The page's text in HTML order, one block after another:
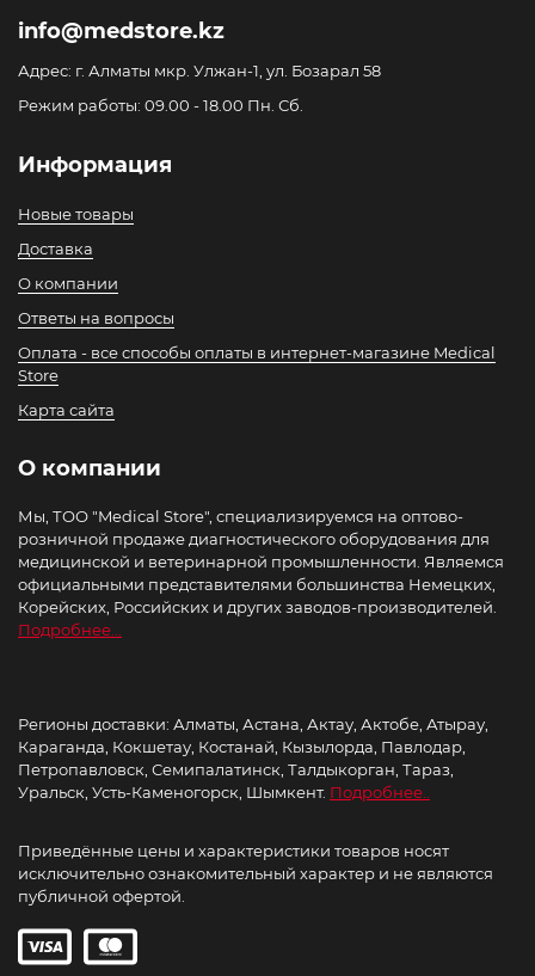
info@medstore.kz
Адрес: г. Алматы мкр. Улжан-1, ул. Бозарал 58
Режим работы: 09.00 - 18.00 Пн. Сб.
Информация
Новые товары
Доставка
О компании
Ответы на вопросы
Оплата - все способы оплаты в интернет-магазине Medical
Store
Карта сайта
О компании
Мы, ТОО "Medical Store", специализируемся на оптово-
розничной продаже диагностического оборудования для
медицинской и ветеринарной промышленности. Являемся
официальными представителями большинства Немецких,
Корейских, Российских и других заводов-производителей.
Подробнее...
Регионы доставки: Алматы, Астана, Актау, Актобе, Атырау,
Караганда, Кокшетау, Костанай, Кызылорда, Павлодар,
Петропавловск, Семипалатинск, Талдыкорган, Тараз,
Уральск, Усть-Каменогорск, Шымкент. Подробнее..
Приведённые цены и характеристики товаров носят
исключительно ознакомительный характер и не являются
публичной офертой.